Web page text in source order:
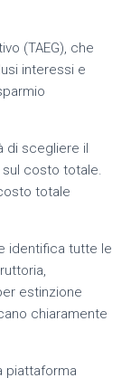
(TAEG), che
interessi e
di scegliere il
sul costo totale.
totale
identifica tutte le
estinzione
chiaramente
piattaforma